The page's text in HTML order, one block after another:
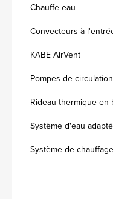
Chauffe-eau
Convecteurs à
KABE AirVent
Pompes de
Rideau thermique en
Système d'eau
Système de